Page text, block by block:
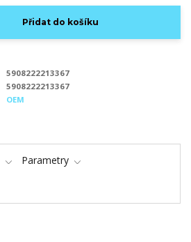
Přidat do košíku
5908222213367
5908222213367
OEM
Parametry